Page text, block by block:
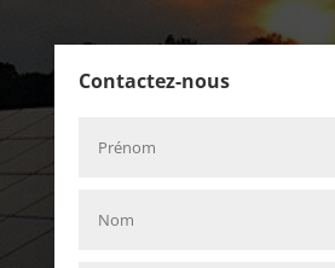
Contactez-nous